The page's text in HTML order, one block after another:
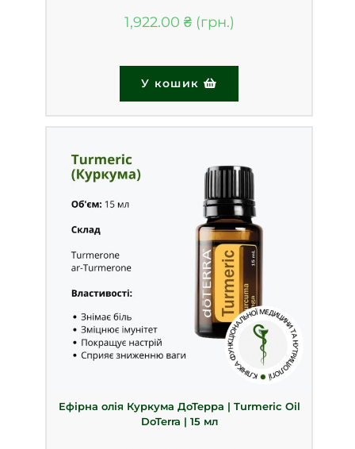
1,922.00 ₴
У кошик
Ефірна олія Куркума ДоТерра | Turmeric Oil
DoTerra | 15 мл